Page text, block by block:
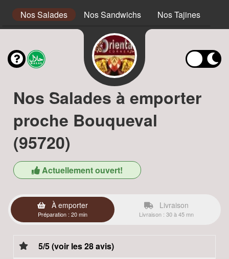
Nos Salades Nos Sandwichs Nos Tajines
Nos Salades à emporter
proche Bouqueval
(95720)
Actuellement ouvert!
À emporter
Préparation : 20 min
Livraison
Livraison : 30 à 45 mn
5/5 (voir les 28 avis)